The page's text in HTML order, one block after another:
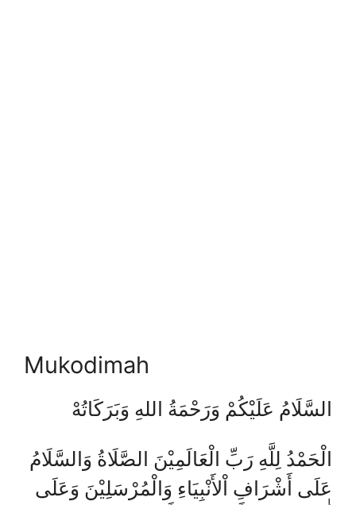
Mukodimah
السَّلَامُ عَلَيْكُمْ وَرَحْمَةُ اللهِ وَبَرَكَاتُهْ
الْحَمْدُ لِلَّهِ رَبِّ الْعَالَمِيْنَ الصَّلَاةُ وَالسَّلَامُ
عَلَى أَشْرَافِ اْلأَنْبِيَاءِ وَالْمُرْسَلِيْنَ وَعَلَى